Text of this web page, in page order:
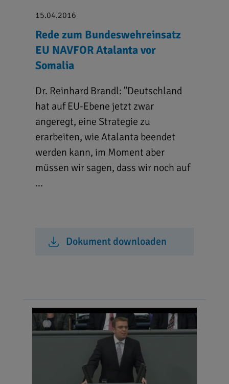
15.04.2016
Rede zum Bundeswehreinsatz
EU NAVFOR Atalanta vor
Somalia
Dr. Reinhard Brandl: "Deutschland
hat auf EU-Ebene jetzt zwar
angeregt, eine Strategie zu
erarbeiten, wie Atalanta beendet
werden kann, im Moment aber
müssen wir sagen, dass wir noch auf
...
Dokument downloaden